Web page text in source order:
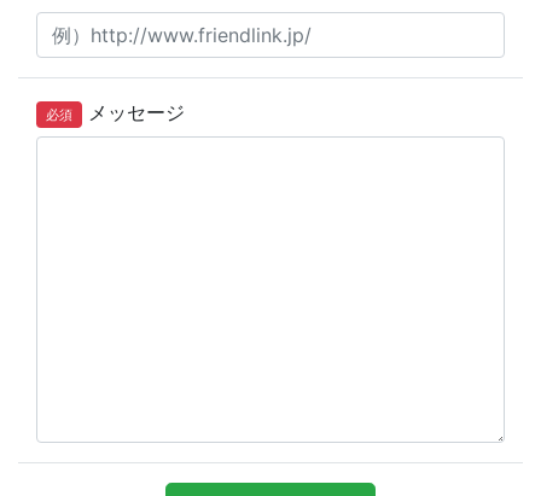
必須 メッセージ